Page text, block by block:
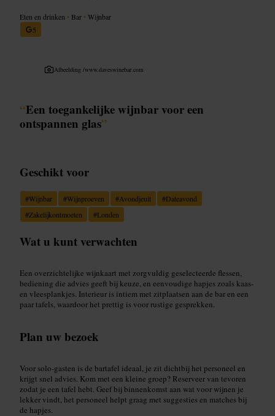
Eten en drinken • Bar •Wijnbar
5
Afbeelding /www.daveswinebar.com
“Een toegankelijke wijnbar voor een
ontspannen glas”
Geschikt voor
#Wijnbar #Wijnproeven #Avondjeuit #Dateavond
#Zakelijkontmoeten #Londen
Wat u kunt verwachten
Een overzichtelijke wijnkaart met zorgvuldig geselecteerde flessen,
bediening die advies geeft bij keuze, en eenvoudige hapjes zoals kaas-
en vleesplankjes. Interieur is intiem met zitplaatsen aan de bar en een
paar tafels, waardoor het prettig is voor rustige gesprekken.
Plan uw bezoek
Voor solo-gasten is de bartafel ideaal, je zit dichtbij het personeel en
krijgt snel advies. Kom met een kleine groep? Reserveer van tevoren
zodat je een tafel hebt. Geef bij binnenkomst aan wat voor wijnen je
lekker vindt, het personeel helpt graag met suggesties en matches bij
de hapjes.